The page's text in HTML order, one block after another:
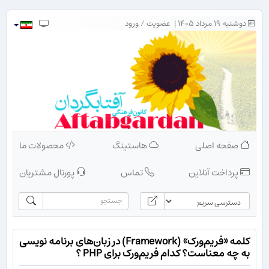
دوشنبه ۱۹ مرداد ۱۴۰۵ | عضویت/ورود
صفحه اصلی هاستینگ
محصولات ما
پرداخت آنلاین
تماس پورتال مشتریان
کلمه «فریم‌ورک» (Framework) در زبان‌های برنامه نویسی
به چه معناست؟ کدام فریم‌ورک برای PHP ؟